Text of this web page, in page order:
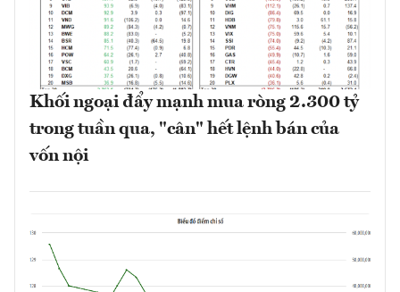
Khối ngoại đẩy mạnh mua ròng 2.300 tỷ
trong tuần qua, "cân" hết lệnh bán của
vốn nội